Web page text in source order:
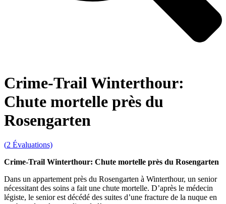
Crime-Trail Winterthour:
Chute mortelle près du
Rosengarten
(2 Évaluations)
Crime-Trail Winterthour: Chute mortelle près du Rosengarten
Dans un appartement près du Rosengarten à Winterthour, un senior
nécessitant des soins a fait une chute mortelle. D’après le médecin
légiste, le senior est décédé des suites d’une fracture de la nuque en